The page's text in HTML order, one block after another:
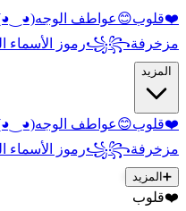
❤️قلوب😊عواطف الوجه
مزخرفة꧁꧂رموز الأسماء
المزيد
❤️قلوب😊عواطف الوجه
مزخرفة꧁꧂رموز الأسماء
➕ المزيد
❤️قلوب